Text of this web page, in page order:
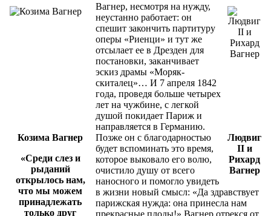
Козима Вагнер
«Среди слез и
рыданий
открылось нам,
что мы можем
принадлежать
только друг
Людвиг
II и
Рихард
Вагнер
Вагнер, несмотря на нужду,
неустанно работает: он
спешит закончить партитуру
оперы «Риенци» и тут же
отсылает ее в Дрезден для
постановки, заканчивает
эскиз драмы «Моряк-
скиталец»… И 7 апреля 1842
года, проведя больше четырех
лет на чужбине, с легкой
душой покидает Париж и
направляется в Германию.
Позже он с благодарностью
будет вспоминать это время,
которое выковало его волю,
очистило душу от всего
наносного и помогло увидеть
в жизни новый смысл: «Да здравствует
парижская нужда: она принесла нам
прекрасные плоды!» Вагнер отрекся от